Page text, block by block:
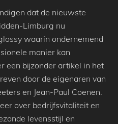
dat de nieuwste
Limburg nu
waarin ondernemend
manier kan
een bijzonder artikel in het
door de eigenaren van
en Jean-Paul Coenen.
over bedrijfsvitaliteit en
levensstijl en